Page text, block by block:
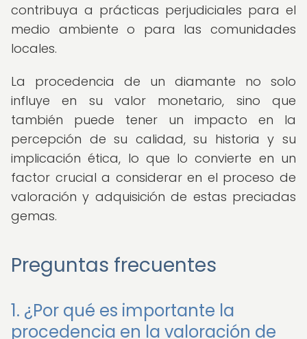
contribuya a prácticas perjudiciales para el
medio ambiente o para las comunidades
locales.
La procedencia de un diamante no solo
influye en su valor monetario, sino que
también puede tener un impacto en la
percepción de su calidad, su historia y su
implicación ética, lo que lo convierte en un
factor crucial a considerar en el proceso de
valoración y adquisición de estas preciadas
gemas.
Preguntas frecuentes
1. ¿Por qué es importante la
procedencia en la valoración de